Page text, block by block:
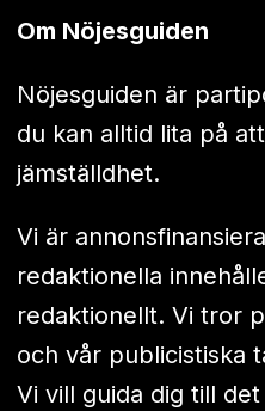
Om Nöjesguiden
Nöjesguiden är
du kan alltid lita på
jämställdhet.
Vi är
redaktionella
redaktionellt. Vi tror
och vår publicistiska
Vi vill guida dig till